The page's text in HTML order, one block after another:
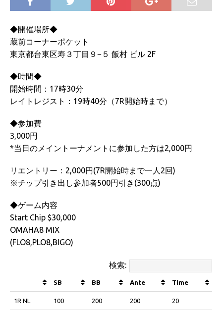
◆開催場所◆
蔵前コーナーポケット
東京都台東区寿３丁目９−５ 飯村 ビル 2F
◆時間◆
開始時間：17時30分
レイトレジスト：19時40分（7R開始時まで）
◆参加費
3,000円
*当日のメイントーナメントに参加した方は2,000円
リエントリー：2,000円(7R開始時まで一人2回)
※チップ引き出し参加者500円引き(300点)
◆ゲーム内容
Start Chip $30,000
OMAHA8 MIX
(FLO8,PLO8,BIGO)
検索:
SB BB Ante Time
1R NL 100 200 200 20